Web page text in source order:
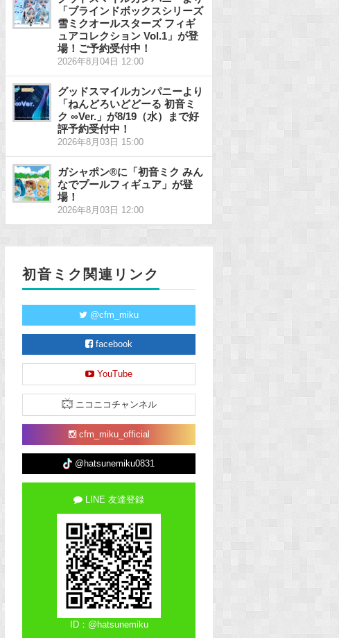
「ブラインドボックスシリーズ
雪ミクオールスターズ フィギ
ュアコレクション Vol.1」が登
場！ご予約受付中！
2026年8月04日 12:00
グッドスマイルカンパニーより
「ねんどろいどどーる 初音ミ
ク ∞Ver.」が8/19（水）まで好
評予約受付中！
2026年8月03日 15:00
ガシャポン®に「初音ミク みん
なでプールフィギュア」が登
場！
2026年8月03日 12:00
初音ミク関連リンク
@cfm_miku
facebook
YouTube
ニコニコチャンネル
cfm_miku_official
@hatsunemiku0831
LINE 友達登録
ID：@hatsunemiku